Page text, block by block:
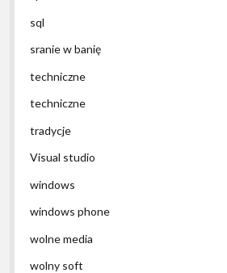
sql
sranie w banię
techniczne
techniczne
tradycje
Visual studio
windows
windows phone
wolne media
wolny soft